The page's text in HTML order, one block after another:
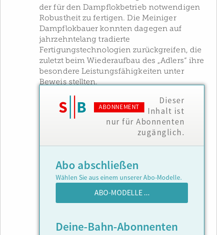
der für den Dampflokbetrieb notwendigen
Robustheit zu fertigen. Die Meiniger
Dampflokbauer konnten dagegen auf
jahrzehntelang tradierte
Fertigungstechnologien zurückgreifen, die
zuletzt beim Wiederaufbau des „Adlers“ ihre
besondere Leistungsfähigkeiten unter
Beweis stellten.
ABONNEMENT
Dieser
Inhalt ist
nur für Abonnenten
zugänglich.
Abo abschließen
Wählen Sie aus einem unserer Abo-Modelle.
ABO-MODELLE ...
Deine-Bahn-Abonnenten